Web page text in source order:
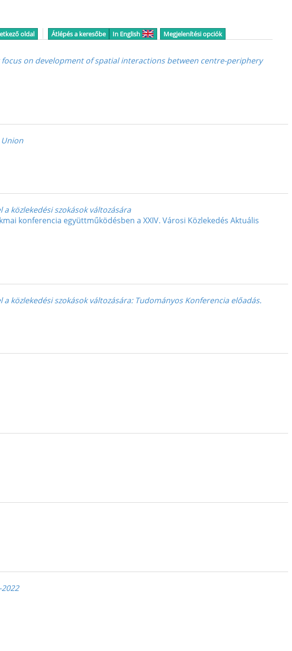
oldal Átlépés a keresőbe In English Megjelenítési opciók
on development of spatial interactions between centre-periphery
közlekedési szokások változására
konferencia együttműködésben a XXIV. Városi Közlekedés Aktuális
közlekedési szokások változására: Tudományos Konferencia előadás.
2022